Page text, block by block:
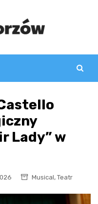
Lady” w
Musical, Teatr